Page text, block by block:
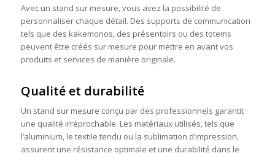
Avec un stand sur mesure, vous avez la possibilité de
personnaliser chaque détail. Des supports de communication
tels que des kakemonos, des présentoirs ou des totems
peuvent être créés sur mesure pour mettre en avant vos
produits et services de manière originale.
Qualité et durabilité
Un stand sur mesure conçu par des professionnels garantit
une qualité irréprochable. Les matériaux utilisés, tels que
l’aluminium, le textile tendu ou la sublimation d’impression,
assurent une résistance optimale et une durabilité dans le